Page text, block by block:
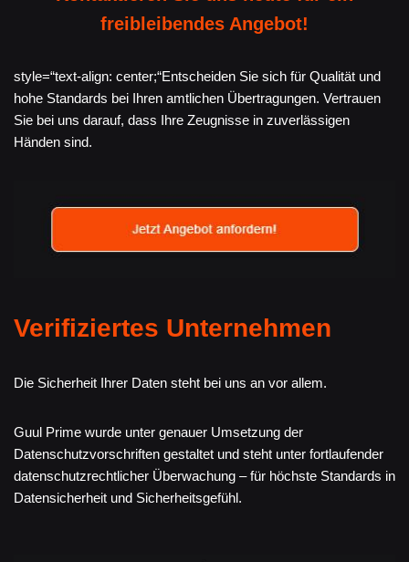
freibleibendes Angebot!
style=“text-align: center;“Entscheiden Sie sich für Qualität und
hohe Standards bei Ihren amtlichen Übertragungen. Vertrauen
Sie bei uns darauf, dass Ihre Zeugnisse in zuverlässigen
Händen sind.
Verifiziertes Unternehmen
Die Sicherheit Ihrer Daten steht bei uns an vor allem.
Guul Prime wurde unter genauer Umsetzung der
Datenschutzvorschriften gestaltet und steht unter fortlaufender
datenschutzrechtlicher Überwachung – für höchste Standards in
Datensicherheit und Sicherheitsgefühl.